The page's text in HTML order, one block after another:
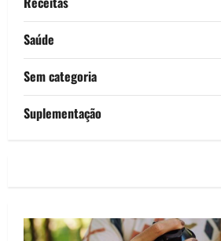
Saúde
Sem categoria
Suplementação